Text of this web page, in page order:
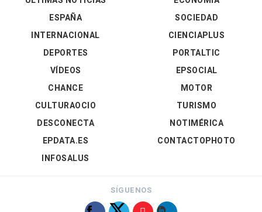
ESPAÑA
INTERNACIONAL
DEPORTES
VÍDEOS
SOCIEDAD
CIENCIAPLUS
PORTALTIC
EPSOCIAL
CHANCE
CULTURAOCIO
DESCONECTA
EPDATA.ES
INFOSALUS
MOTOR
TURISMO
NOTIMÉRICA
CONTACTOPHOTO
SÍGUENOS